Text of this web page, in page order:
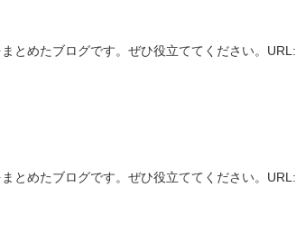
とめたブログです。ぜひ役立ててください。URL:
とめたブログです。ぜひ役立ててください。URL: